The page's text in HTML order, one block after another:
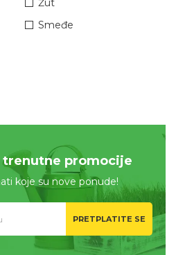
Žut
Smeđe
promocije
koje su nove ponude!
PRETPLATITE SE